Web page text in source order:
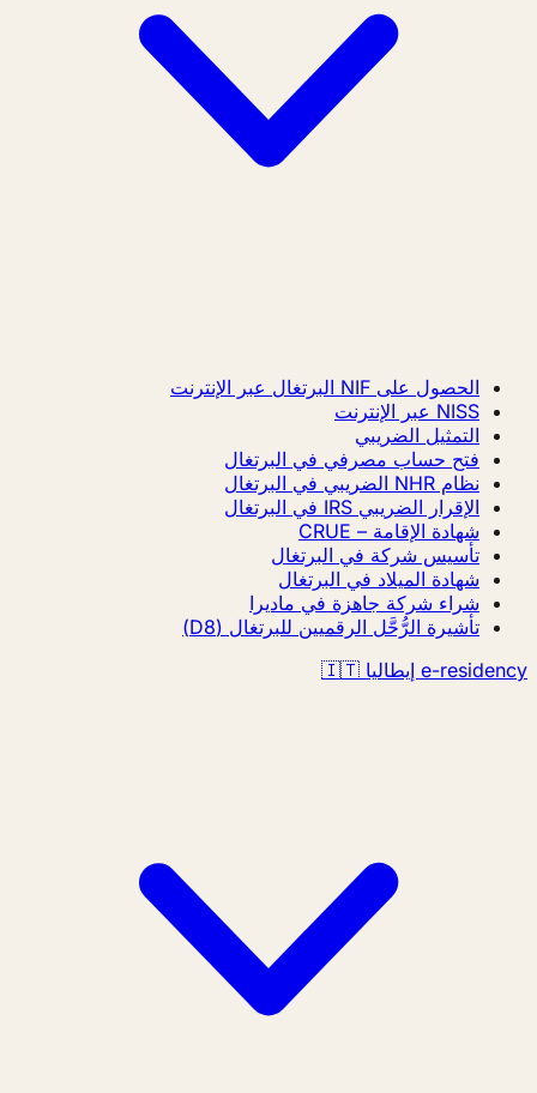
الحصول على NIF البرتغال عبر الإنترنت
NISS عبر الإنترنت
التمثيل الضريبي
فتح حساب مصرفي في البرتغال
نظام NHR الضريبي في البرتغال
الإقرار الضريبي IRS في البرتغال
شهادة الإقامة – CRUE
تأسيس شركة في البرتغال
شهادة الميلاد في البرتغال
شراء شركة جاهزة في ماديرا
تأشيرة الرُّحَّل الرقميين للبرتغال (D8)
e-residency إيطاليا 🇮🇹